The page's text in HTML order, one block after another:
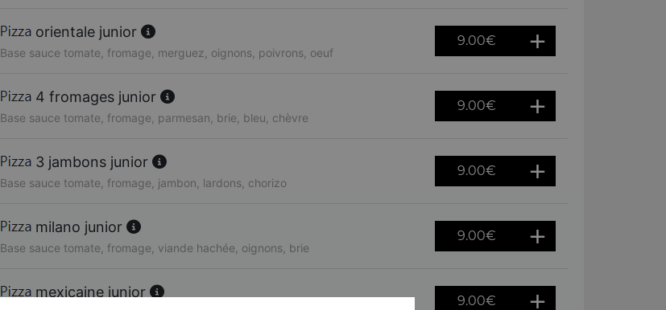
orientale junior
Base sauce tomate, fromage, merguez, oignons, poivrons, oeuf
9.00€
4 fromages junior
Base sauce tomate, fromage, parmesan, brie, bleu, chèvre
9.00€
3 jambons junior
Base sauce tomate, fromage, jambon, lardons, chorizo
9.00€
milano junior
Base sauce tomate, fromage, viande hachée, oignons, brie
9.00€
mexicaine junior
9.00€